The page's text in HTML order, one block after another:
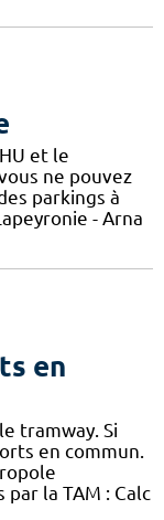
et le
ne pouvez
parkings à
- Arna
en
tramway. Si
en commun.
la TAM : Calc